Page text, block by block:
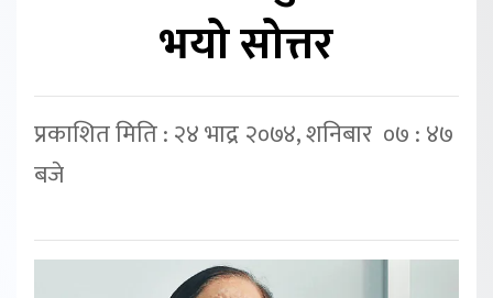
भयो सोत्तर
प्रकाशित मिति : २४ भाद्र २०७४, शनिबार ०७ : ४७
बजे